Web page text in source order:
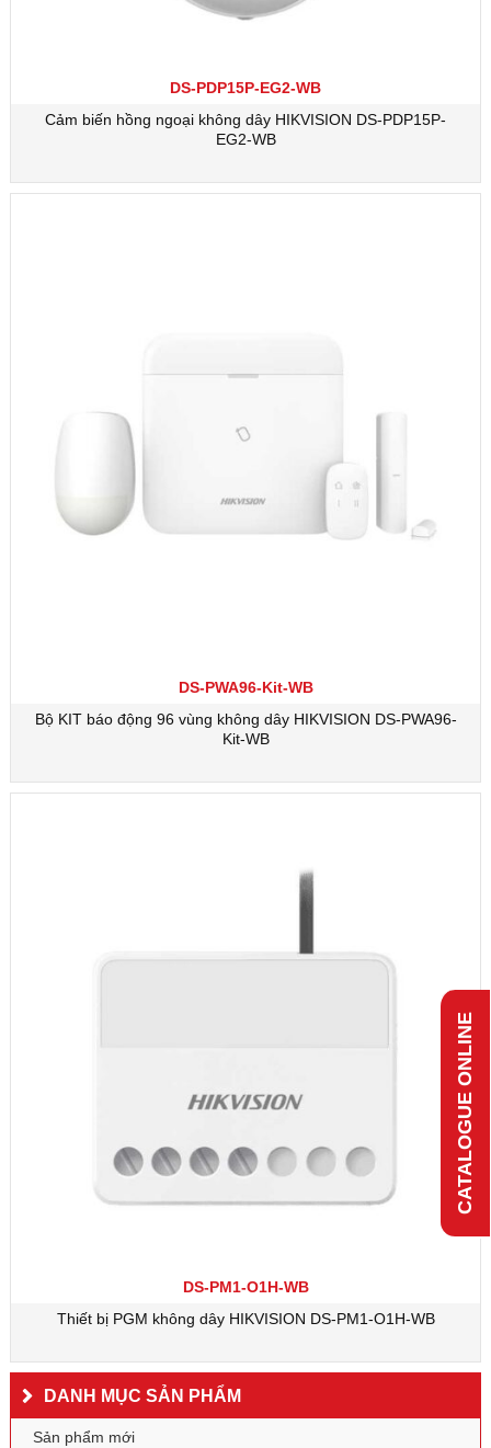
CATALOGUE ONLINE
DS-PDP15P-EG2-WB
Cảm biến hồng ngoại không dây HIKVISION DS-PDP15P-
EG2-WB
DS-PWA96-Kit-WB
Bộ KIT báo động 96 vùng không dây HIKVISION DS-PWA96-
Kit-WB
DS-PM1-O1H-WB
Thiết bị PGM không dây HIKVISION DS-PM1-O1H-WB
DANH MỤC SẢN PHẨM
Sản phẩm mới